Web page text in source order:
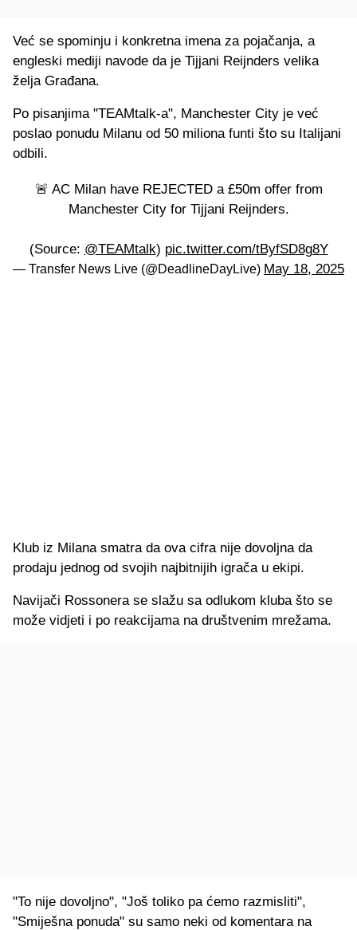
Već se spominju i konkretna imena za pojačanja, a
engleski mediji navode da je Tijjani Reijnders velika
želja Građana.
Po pisanjima "TEAMtalk-a", Manchester City je već
poslao ponudu Milanu od 50 miliona funti što su Italijani
odbili.
🚨 AC Milan have REJECTED a £50m offer from
Manchester City for Tijjani Reijnders.
(Source: @TEAMtalk) pic.twitter.com/tByfSD8g8Y
— Transfer News Live (@DeadlineDayLive) May 18, 2025
Klub iz Milana smatra da ova cifra nije dovoljna da
prodaju jednog od svojih najbitnijih igrača u ekipi.
Navijači Rossonera se slažu sa odlukom kluba što se
može vidjeti i po reakcijama na društvenim mrežama.
"To nije dovoljno", "Još toliko pa ćemo razmisliti",
"Smiješna ponuda" su samo neki od komentara na